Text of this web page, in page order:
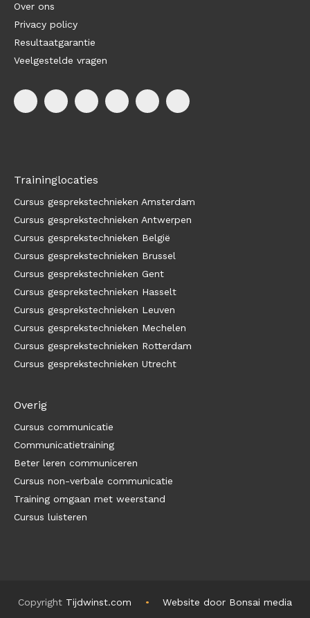
Over ons
Privacy policy
Resultaatgarantie
Veelgestelde vragen
Traininglocaties
Cursus gesprekstechnieken Amsterdam
Cursus gesprekstechnieken Antwerpen
Cursus gesprekstechnieken België
Cursus gesprekstechnieken Brussel
Cursus gesprekstechnieken Gent
Cursus gesprekstechnieken Hasselt
Cursus gesprekstechnieken Leuven
Cursus gesprekstechnieken Mechelen
Cursus gesprekstechnieken Rotterdam
Cursus gesprekstechnieken Utrecht
Overig
Cursus communicatie
Communicatietraining
Beter leren communiceren
Cursus non-verbale communicatie
Training omgaan met weerstand
Cursus luisteren
Copyright Tijdwinst.com Website door Bonsai media